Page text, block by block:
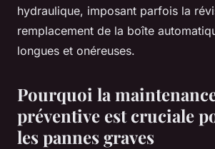
hydraulique, imposant parfois la
remplacement de la boîte
longues et onéreuses.
Pourquoi la
préventive est cruciale
les pannes graves